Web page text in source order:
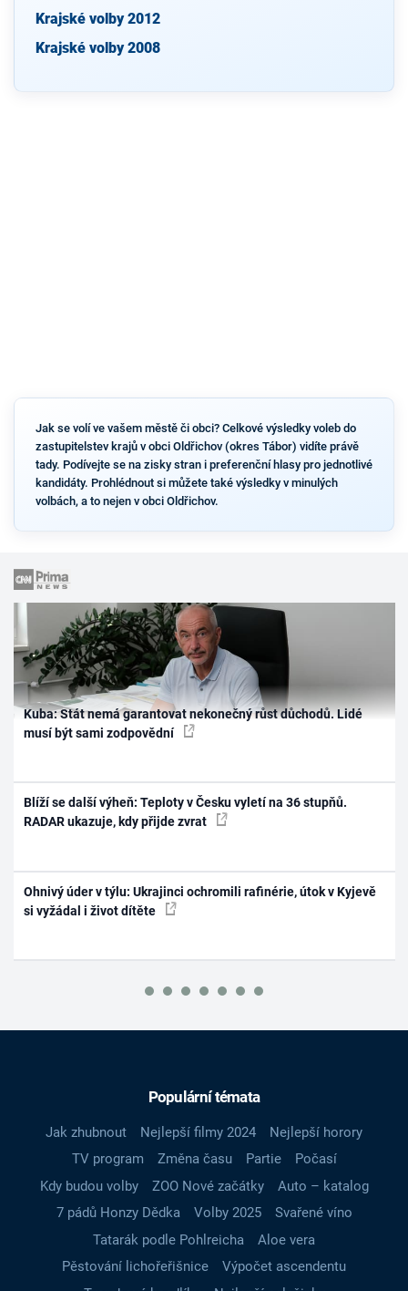
Krajské volby 2012
Krajské volby 2008
Jak se volí ve vašem městě či obci? Celkové výsledky voleb do
zastupitelstev krajů v obci Oldřichov (okres Tábor) vidíte právě
tady. Podívejte se na zisky stran i preferenční hlasy pro jednotlivé
kandidáty. Prohlédnout si můžete také výsledky v minulých
volbách, a to nejen v obci Oldřichov.
Kuba: Stát nemá garantovat nekonečný růst důchodů. Lidé
musí být sami zodpovědní
Blíží se další výheň: Teploty v Česku vyletí na 36 stupňů.
RADAR ukazuje, kdy přijde zvrat
Ohnivý úder v týlu: Ukrajinci ochromili rafinérie, útok v Kyjevě
si vyžádal i život dítěte
Populární témata
Jak zhubnout Nejlepší filmy 2024
Nejlepší horory
TV program
Změna času Partie
Počasí
Kdy budou volby
ZOO Nové začátky
Auto – katalog
7 pádů Honzy Dědka
Volby 2025
Svařené víno
Tatarák podle Pohlreicha
Aloe vera
Pěstování lichořeřišnice
Výpočet ascendentu